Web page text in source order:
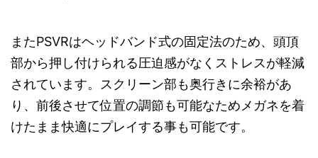
またPSVRはヘッドバンド式の固定法のため、頭頂
部から押し付けられる圧迫感がなくストレスが軽減
されています。スクリーン部も奥行きに余裕があ
り、前後させて位置の調節も可能なためメガネを着
けたまま快適にプレイする事も可能です。